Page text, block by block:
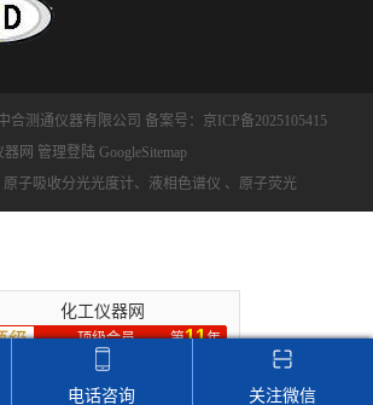
合测通仪器有限公司 备案号：京ICP备2025105415
器网 管理登陆 GoogleSitemap
子吸收分光光度计、液相色谱仪 、原子荧光
电话咨询 关注微信
化工仪器网
顶级会员 第11年
推荐收藏该企业网站